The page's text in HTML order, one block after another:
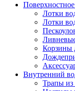
Лотки
Лотки
Корзины
Внутренний
Трапы из